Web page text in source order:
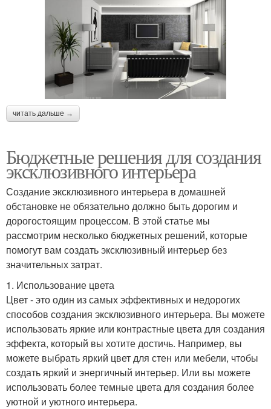
читать дальше →
Бюджетные решения для создания
эксклюзивного интерьера
Создание эксклюзивного интерьера в домашней
обстановке не обязательно должно быть дорогим и
дорогостоящим процессом. В этой статье мы
рассмотрим несколько бюджетных решений, которые
помогут вам создать эксклюзивный интерьер без
значительных затрат.
1. Использование цвета
Цвет - это один из самых эффективных и недорогих
способов создания эксклюзивного интерьера. Вы можете
использовать яркие или контрастные цвета для создания
эффекта, который вы хотите достичь. Например, вы
можете выбрать яркий цвет для стен или мебели, чтобы
создать яркий и энергичный интерьер. Или вы можете
использовать более темные цвета для создания более
уютной и уютного интерьера.